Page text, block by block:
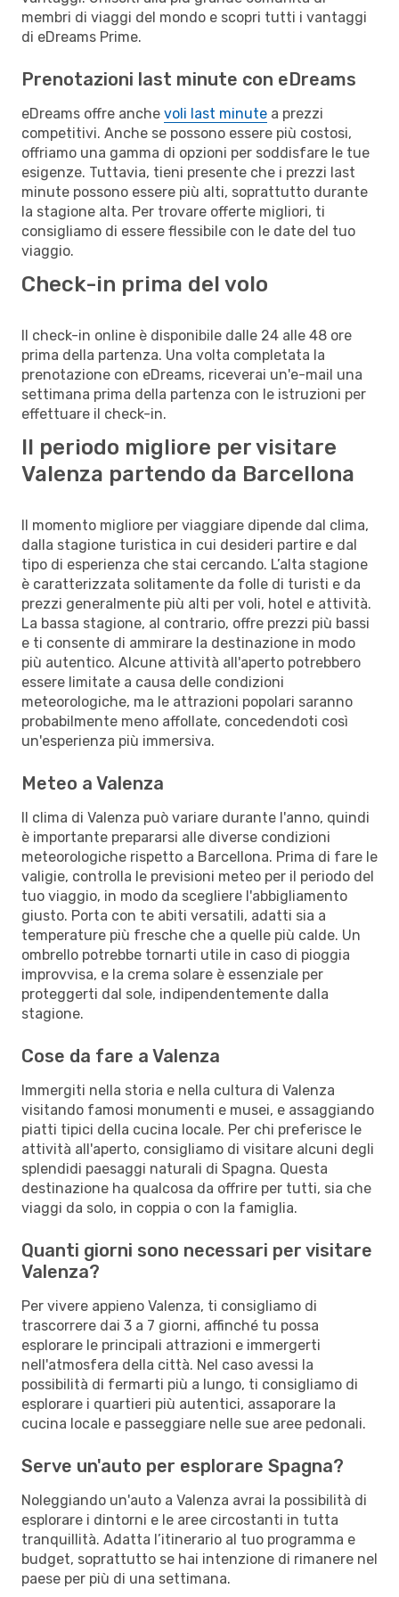
membri di viaggi del mondo e scopri tutti i vantaggi
di eDreams Prime.
Prenotazioni last minute con eDreams
eDreams offre anche voli last minute a prezzi
competitivi. Anche se possono essere più costosi,
offriamo una gamma di opzioni per soddisfare le tue
esigenze. Tuttavia, tieni presente che i prezzi last
minute possono essere più alti, soprattutto durante
la stagione alta. Per trovare offerte migliori, ti
consigliamo di essere flessibile con le date del tuo
viaggio.
Check-in prima del volo
Il check-in online è disponibile dalle 24 alle 48 ore
prima della partenza. Una volta completata la
prenotazione con eDreams, riceverai un'e-mail una
settimana prima della partenza con le istruzioni per
effettuare il check-in.
Il periodo migliore per visitare
Valenza partendo da Barcellona
Il momento migliore per viaggiare dipende dal clima,
dalla stagione turistica in cui desideri partire e dal
tipo di esperienza che stai cercando. L’alta stagione
è caratterizzata solitamente da folle di turisti e da
prezzi generalmente più alti per voli, hotel e attività.
La bassa stagione, al contrario, offre prezzi più bassi
e ti consente di ammirare la destinazione in modo
più autentico. Alcune attività all'aperto potrebbero
essere limitate a causa delle condizioni
meteorologiche, ma le attrazioni popolari saranno
probabilmente meno affollate, concedendoti così
un'esperienza più immersiva.
Meteo a Valenza
Il clima di Valenza può variare durante l'anno, quindi
è importante prepararsi alle diverse condizioni
meteorologiche rispetto a Barcellona. Prima di fare le
valigie, controlla le previsioni meteo per il periodo del
tuo viaggio, in modo da scegliere l'abbigliamento
giusto. Porta con te abiti versatili, adatti sia a
temperature più fresche che a quelle più calde. Un
ombrello potrebbe tornarti utile in caso di pioggia
improvvisa, e la crema solare è essenziale per
proteggerti dal sole, indipendentemente dalla
stagione.
Cose da fare a Valenza
Immergiti nella storia e nella cultura di Valenza
visitando famosi monumenti e musei, e assaggiando
piatti tipici della cucina locale. Per chi preferisce le
attività all'aperto, consigliamo di visitare alcuni degli
splendidi paesaggi naturali di Spagna. Questa
destinazione ha qualcosa da offrire per tutti, sia che
viaggi da solo, in coppia o con la famiglia.
Quanti giorni sono necessari per visitare
Valenza?
Per vivere appieno Valenza, ti consigliamo di
trascorrere dai 3 a 7 giorni, affinché tu possa
esplorare le principali attrazioni e immergerti
nell'atmosfera della città. Nel caso avessi la
possibilità di fermarti più a lungo, ti consigliamo di
esplorare i quartieri più autentici, assaporare la
cucina locale e passeggiare nelle sue aree pedonali.
Serve un'auto per esplorare Spagna?
Noleggiando un'auto a Valenza avrai la possibilità di
esplorare i dintorni e le aree circostanti in tutta
tranquillità. Adatta l’itinerario al tuo programma e
budget, soprattutto se hai intenzione di rimanere nel
paese per più di una settimana.